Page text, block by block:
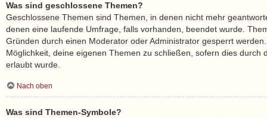
Was sind geschlossene Themen?
Geschlossene Themen sind Themen, in denen nicht mehr
denen eine laufende Umfrage, falls vorhanden, beendet wurde.
Gründen durch einen Moderator oder Administrator gesperrt
Möglichkeit, deine eigenen Themen zu schließen, sofern dies durch
erlaubt wurde.
Nach oben
Was sind Themen-Symbole?